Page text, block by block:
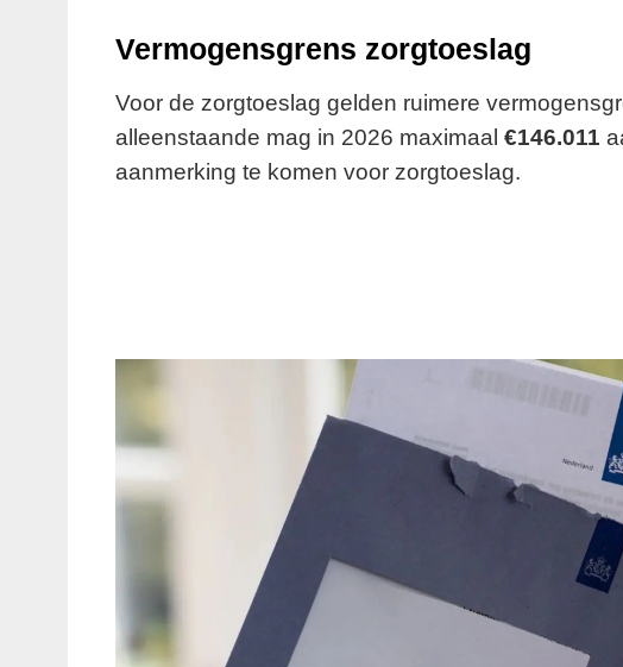
Vermogensgrens zorgtoeslag
Voor de zorgtoeslag gelden ruimere
alleenstaande mag in 2026 maximaal €146.011
aanmerking te komen voor zorgtoeslag.